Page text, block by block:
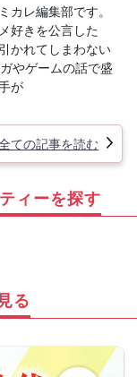
カレ編集部です。
好きを公言した
かれてしまわない
やゲームの話で盛
が
ての記事を読む
ィーを探す
る